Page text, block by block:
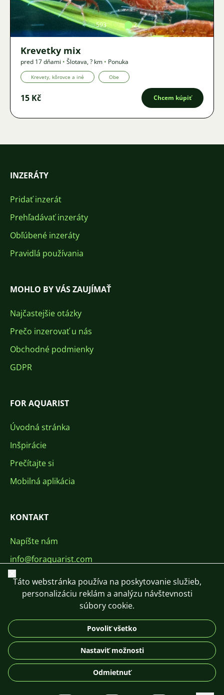
593 2
Krevetky mix
pred 17 dňami • Šlotava,? km • Ponuka
Krevety, kôrovce a iné Obe
15 Kč Chcem kúpiť
INZERÁTY
Pridať inzerát
Prehľadávať inzeráty
Obľúbené inzeráty
Pravidlá používania
MOHLO BY VÁS ZAUJÍMAŤ
Najčastejšie otázky
Prečo inzerovať u nás
Obchodné podmienky
GDPR
FOR AQUARIST
Úvodná stránka
Inšpirácie
Prečítajte si
Mobilná aplikácia
KONTAKT
Napíšte nám
info@foraquarist.com
+420 603 449 602
DE
© 2026 For Aquarist
Zavrieť
Táto webstránka používa na poskytovanie služieb,
personalizáciu reklám a analýzu návštevnosti
súbory cookie.
Povoliť všetko
Nastaviť možnosti
Odmietnuť